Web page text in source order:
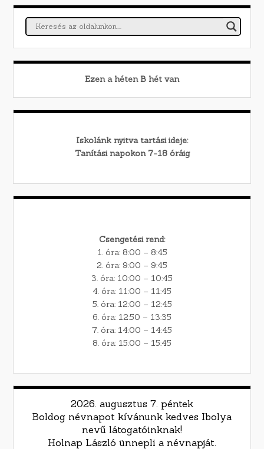
Ezen a héten B hét van
Iskolánk nyitva tartási ideje:
Tanítási napokon 7-18 óráig
Csengetési rend:
1. óra: 8:00 – 8:45
2. óra: 9:00 – 9:45
3. óra: 10:00 – 10:45
4. óra: 11:00 – 11:45
5. óra: 12:00 – 12:45
6. óra: 12:50 – 13:35
7. óra: 14:00 – 14:45
8. óra: 15:00 – 15:45
2026. augusztus 7. péntek
Boldog névnapot kívánunk kedves Ibolya
nevű látogatóinknak!
Holnap László ünnepli a névnapját.